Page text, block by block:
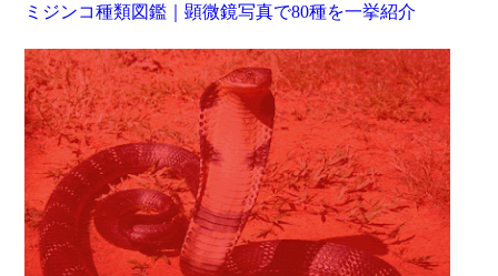
ミジンコ種類図鑑｜顕微鏡写真で80種を一挙紹介